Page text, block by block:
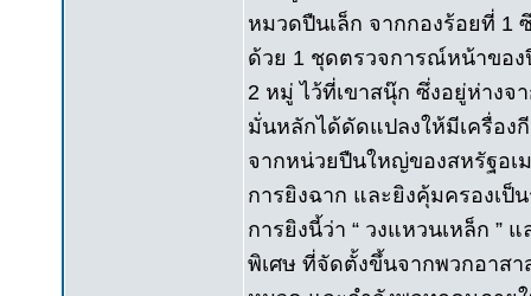
หมวดปืนเล็ก จากกองร้อยที่ 1
ด้วย 1 ชุดตรวจการณ์หน้าขอ
2 หมู่ ไว้ที่เขาสนุ๊ก ซึ่งอยู่ห่าง
มั่นหลักได้ดัดแปลงให้มีเครื่อง
จากหน่วยปืนใหญ่ของสหรัฐอเ
การยิงฉาก และยิงคุ้มครองเ
การยิงนี้ว่า “ วงแหวนเหล็ก ”
พิเศษ ที่จัดตั้งขึ้นจากพวกอาสา